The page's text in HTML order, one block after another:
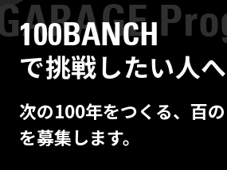
100BANCH
で挑戦したい人へ
次の100年をつくる、百
を募集します。